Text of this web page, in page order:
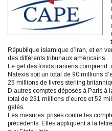
République islamique d’Iran, et en
des différents tribunaux américains.
Le gel des fonds iraniens
Natexis soit un total de 90 millions
25 millions de livres sterling
D’autres comptes déposés à Paris
total de 231 millions d’euros et 52
gelés.
Les mesures prises contre les
précédents. Elles appliquent à la